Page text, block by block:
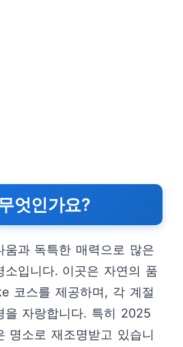
엇인가요?
움과 독특한 매력으로 많은
소입니다. 이곳은 자연의 품
코스를 제공하며, 각 계절
을 자랑합니다. 특히 2025
명소로 재조명받고 있습니